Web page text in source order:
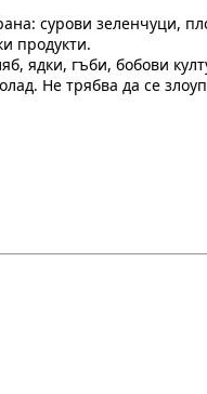
сурови зеленчуци,
продукти.
ядки, гъби, бобови
Не трябва да се